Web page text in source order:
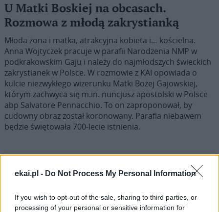
ekai.pl - Do Not Process My Personal Information
If you wish to opt-out of the sale, sharing to third parties, or
processing of your personal or sensitive information for
U Matki Boskiej na obcasach.
Rozmowa z młodą zakrystianką
Młoda żona i matka, atrakcyjna kobieta i… kościelna.
Anna Wojtyczek pracuje w parafii Narodzenia NMP w
podkrakowskim Gaju i należy do najmłodszych świeckich
zakrystianek w Polsce. W rozmowie z KAI opowiada o
kulcie niezwykłego wizerunku Matki Bożej Gajowskiej,
którym zachwyca się m.in. nuncjusz apostolski w Polsce
abp Salvatore Pennacchio. To on zaproponował, by
cudowny obraz został koronowany. Parafia niebawem
będzie świętowała 700-lecie istnienia.
1
… 28 29 30 31
32